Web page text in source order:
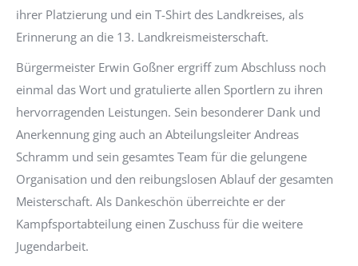
ihrer Platzierung und ein T-Shirt des Landkreises, als
Erinnerung an die 13. Landkreismeisterschaft.
Bürgermeister Erwin Goßner ergriff zum Abschluss noch
einmal das Wort und gratulierte allen Sportlern zu ihren
hervorragenden Leistungen. Sein besonderer Dank und
Anerkennung ging auch an Abteilungsleiter Andreas
Schramm und sein gesamtes Team für die gelungene
Organisation und den reibungslosen Ablauf der gesamten
Meisterschaft. Als Dankeschön überreichte er der
Kampfsportabteilung einen Zuschuss für die weitere
Jugendarbeit.